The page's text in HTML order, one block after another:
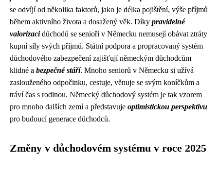
se odvíjí od několika faktorů, jako je délka pojištění, výše příjmů
během aktivního života a dosažený věk. Díky pravidelné
valorizacidůchodů se senioři v Německu nemusejí obávat ztráty
kupní síly svých příjmů. Státní podpora a propracovaný systém
důchodového zabezpečení zajišťují německým důchodcům
klidné a bezpečné stáří. Mnoho seniorů v Německu si užívá
zaslouženého odpočinku, cestuje, věnuje se svým koníčkům a
tráví čas s rodinou. Německý důchodový systém je tak vzorem
pro mnoho dalších zemí a představuje optimistickou perspektivu
pro budoucí generace důchodců.
Změny v důchodovém systému v roce 2025